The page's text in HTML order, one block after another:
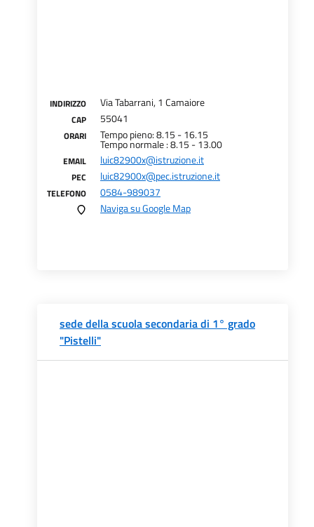
INDIRIZZO Via Tabarrani, 1 Camaiore
CAP 55041
ORARI Tempo pieno: 8.15 - 16.15
Tempo normale : 8.15 - 13.00
EMAIL luic82900x@istruzione.it
PEC luic82900x@pec.istruzione.it
TELEFONO
0584-989037
Naviga su Google Map
sede della scuola secondaria di 1° grado
"Pistelli"